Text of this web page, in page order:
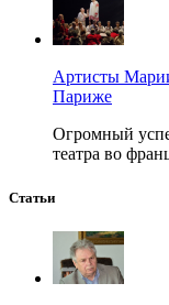
Артисты
Париже
Огромный
театра во
Статьи